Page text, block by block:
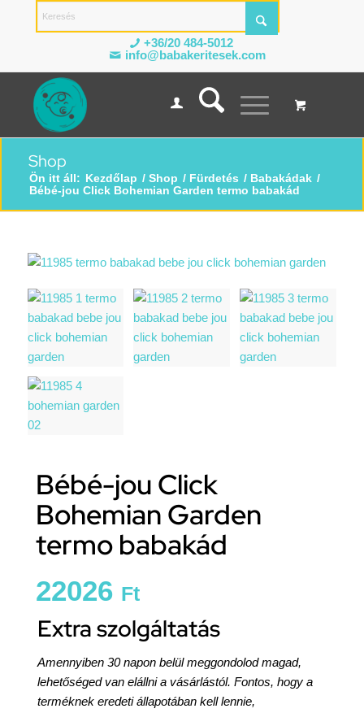
+36/20 484-5012
info@babakeritesek.com
Shop
Ön itt áll: Kezdőlap / Shop / Fürdetés / Babakádak /
Bébé-jou Click Bohemian Garden termo babakád
Bébé-jou Click
Bohemian Garden
termo babakád
22026 Ft
Extra szolgáltatás
Amennyiben 30 napon belül meggondolod magad,
lehetőséged van elállni a vásárlástól. Fontos, hogy a
terméknek eredeti állapotában kell lennie,